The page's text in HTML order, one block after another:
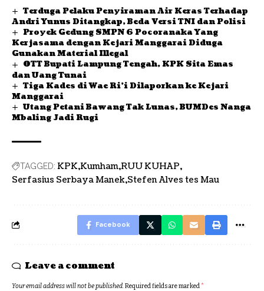
Terduga Pelaku Penyiraman Air Keras Terhadap
Andri Yunus Ditangkap, Beda Versi TNI dan Polisi
Proyek Gedung SMPN 6 Pocoranaka Yang
Kerjasama dengan Kejari Manggarai Diduga
Gunakan Material Illegal
OTT Bupati Lampung Tengah, KPK Sita Emas
dan Uang Tunai
Tiga Kades di Wae Ri’i Dilaporkan ke Kejari
Manggarai
Utang Petani Bawang Tak Lunas, BUMDes Nanga
Mbaling Jadi Rugi
TAGGED: KPK Kumham RUU KUHAP
Serfasius Serbaya Manek Stefen Alves tes Mau
Facebook
Leave a comment
Your email address will not be published.Required fields are marked*